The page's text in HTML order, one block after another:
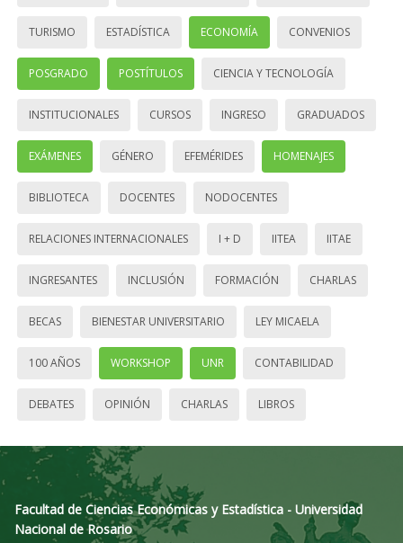
TURISMO ESTADÍSTICA ECONOMÍA CONVENIOS
POSGRADO POSTÍTULOS CIENCIA Y TECNOLOGÍA
INSTITUCIONALES CURSOS INGRESO GRADUADOS
EXÁMENES GÉNERO EFEMÉRIDES HOMENAJES
BIBLIOTECA DOCENTES NODOCENTES
RELACIONES INTERNACIONALES I + D IITEA IITAE
INGRESANTES INCLUSIÓN FORMACIÓN CHARLAS
BECAS BIENESTAR UNIVERSITARIO LEY MICAELA
100 AÑOS WORKSHOP UNR CONTABILIDAD
DEBATES OPINIÓN CHARLAS LIBROS
Facultad de Ciencias Económicas y Estadística - Universidad
Nacional de Rosario